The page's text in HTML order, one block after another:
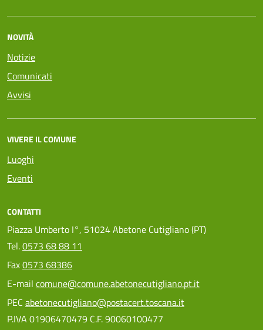
NOVITÀ
Notizie
Comunicati
Avvisi
VIVERE IL COMUNE
Luoghi
Eventi
CONTATTI
Piazza Umberto I°, 51024 Abetone Cutigliano (PT)
Tel.0573 68 88 11
Fax0573 68386
E-mail comune@comune.abetonecutigliano.pt.it
PEC abetonecutigliano@postacert.toscana.it
P.IVA 01906470479 C.F. 90060100477